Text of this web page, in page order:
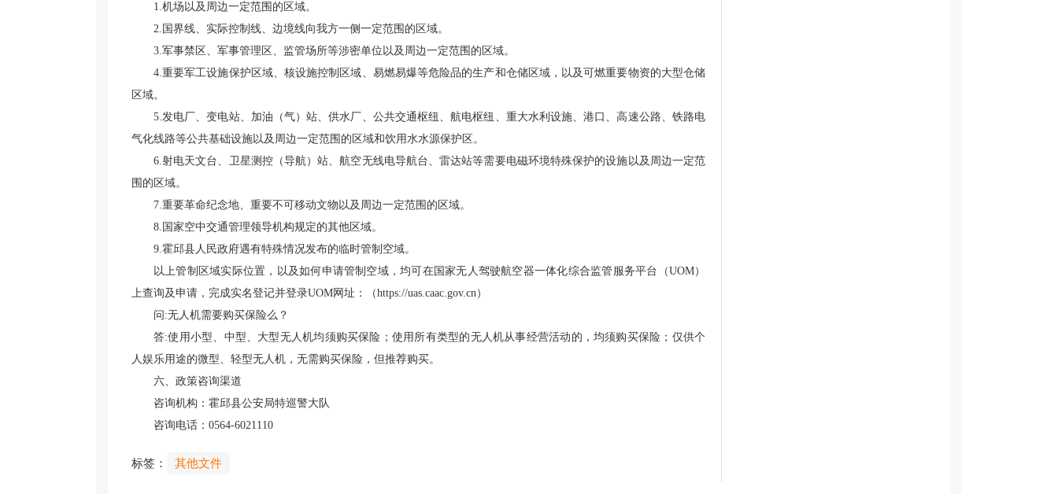
1.机场以及周边一定范围的区域。
2.国界线、实际控制线、边境线向我方一侧一定范围的区域。
3.军事禁区、军事管理区、监管场所等涉密单位以及周边一定范围的区域。
4.重要军工设施保护区域、核设施控制区域、易燃易爆等危险品的生产和仓储区域，以及可燃重要物资的大型仓储
区域。
5.发电厂、变电站、加油（气）站、供水厂、公共交通枢纽、航电枢纽、重大水利设施、港口、高速公路、铁路电
气化线路等公共基础设施以及周边一定范围的区域和饮用水水源保护区。
6.射电天文台、卫星测控（导航）站、航空无线电导航台、雷达站等需要电磁环境特殊保护的设施以及周边一定范
围的区域。
7.重要革命纪念地、重要不可移动文物以及周边一定范围的区域。
8.国家空中交通管理领导机构规定的其他区域。
9.霍邱县人民政府遇有特殊情况发布的临时管制空域。
以上管制区域实际位置，以及如何申请管制空域，均可在国家无人驾驶航空器一体化综合监管服务平台（UOM）
上查询及申请，完成实名登记并登录UOM网址：（https://uas.caac.gov.cn）
问:无人机需要购买保险么？
答:使用小型、中型、大型无人机均须购买保险；使用所有类型的无人机从事经营活动的，均须购买保险；仅供个
人娱乐用途的微型、轻型无人机，无需购买保险，但推荐购买。
六、政策咨询渠道
咨询机构：霍邱县公安局特巡警大队
咨询电话：0564-6021110
标签： 其他文件